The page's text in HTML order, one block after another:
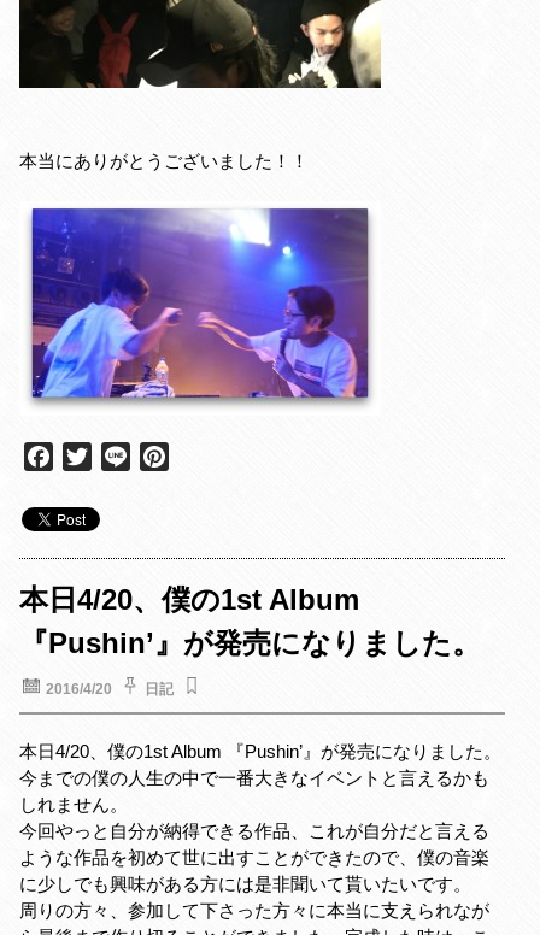
本当にありがとうございました！！
c
e
b
o
o
k
i
t
t
e
r
e
r
e
本日4/20、僕の1st Album
『Pushin’』が発売になりました。
2016/4/20 日記
本日4/20、僕の1st Album 『Pushin’』が発売になりました。
今までの僕の人生の中で一番大きなイベントと言えるかも
しれません。
今回やっと自分が納得できる作品、これが自分だと言える
ような作品を初めて世に出すことができたので、僕の音楽
に少しでも興味がある方には是非聞いて貰いたいです。
周りの方々、参加して下さった方々に本当に支えられなが